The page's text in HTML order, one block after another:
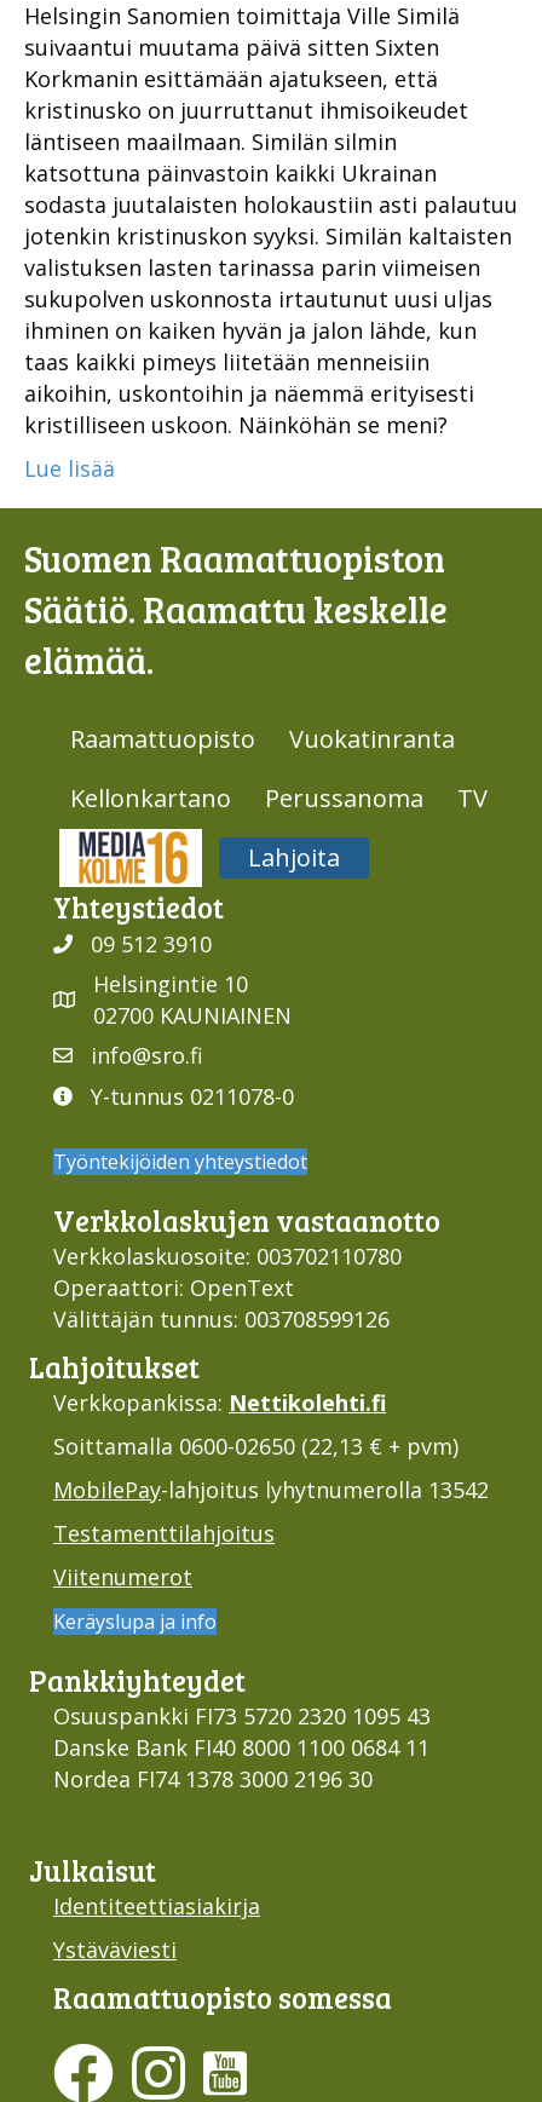
Helsingin Sanomien toimittaja Ville Similä
suivaantui muutama päivä sitten Sixten
Korkmanin esittämään ajatukseen, että
kristinusko on juurruttanut ihmisoikeudet
läntiseen maailmaan. Similän silmin
katsottuna päinvastoin kaikki Ukrainan
sodasta juutalaisten holokaustiin asti palautuu
jotenkin kristinuskon syyksi. Similän kaltaisten
valistuksen lasten tarinassa parin viimeisen
sukupolven uskonnosta irtautunut uusi uljas
ihminen on kaiken hyvän ja jalon lähde, kun
taas kaikki pimeys liitetään menneisiin
aikoihin, uskontoihin ja näemmä erityisesti
kristilliseen uskoon. Näinköhän se meni?
Lue lisää
Suomen Raamattuopiston
Säätiö. Raamattu keskelle
elämää.
Raamattuopisto
Vuokatinranta
Kellonkartano
Perussanoma
TV
Media316
Lahjoita
Yhteys­tiedot
09 512 3910
Helsingintie 10
02700 KAUNIAINEN
info@sro.fi
Y-tunnus 0211078-0
Työntekijöiden yhteystiedot
Verkko­laskujen vastaan­otto
Verkkolaskuosoite: 003702110780
Operaattori: OpenText
Välittäjän tunnus: 003708599126
Lahjoi­tukset
Verkkopankissa: Nettikolehti.fi
Soittamalla 0600-02650 (22,13 € + pvm)
MobilePay-lahjoitus lyhytnumerolla 13542
Testamenttilahjoitus
Viitenumerot
Keräyslupa ja info
Pankki­yhteydet
Osuuspankki FI73 5720 2320 1095 43
Danske Bank FI40 8000 1100 0684 11
Nordea FI74 1378 3000 2196 30
Julkaisut
Identiteettiasiakirja
Ystäväviesti
Raamattu­opisto somessa